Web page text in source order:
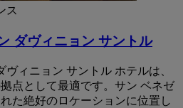
ス
ダヴィニョン サントル
ヴィニョン サントル ホテルは、
点として最適です。サン ベネゼ
た絶好のロケーションに位置し